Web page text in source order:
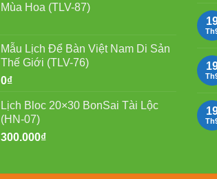
Mùa Hoa (TLV-87)
Mẫu Lịch Để Bàn Việt Nam Di Sản
Thế Giới (TLV-76)
0₫
Lịch Bloc 20×30 BonSai Tài Lộc
(HN-07)
300.000₫